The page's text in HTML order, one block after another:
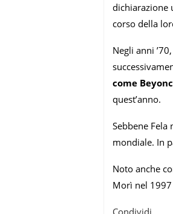
dichiarazione
corso della
Negli anni
come
quest’anno.
Sebbene
mondiale. In
Noto anche
Morì nel 1997
Condividi